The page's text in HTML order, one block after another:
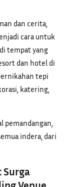
dan cerita,
cara untuk
tempat yang
dan hotel di
tepi
katering,
pemandangan,
indera, dari
Surga